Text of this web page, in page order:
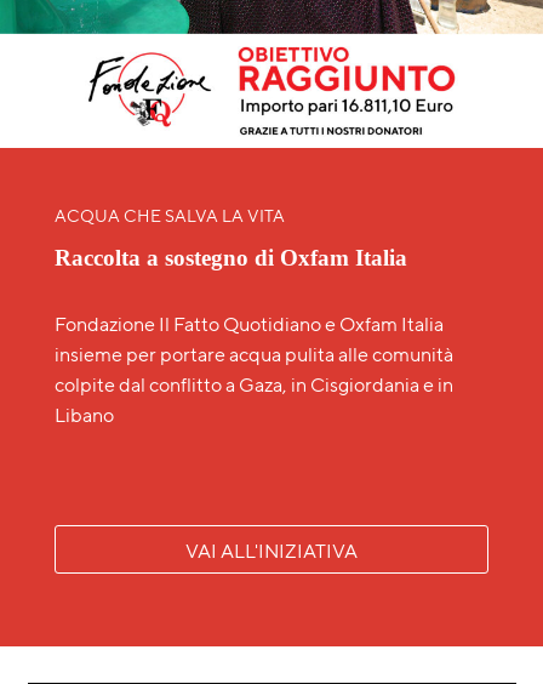
ACQUA CHE SALVA LA VITA
Raccolta a sostegno di Oxfam Italia
Fondazione Il Fatto Quotidiano e Oxfam Italia
insieme per portare acqua pulita alle comunità
colpite dal conflitto a Gaza, in Cisgiordania e in
Libano
VAI ALL'INIZIATIVA